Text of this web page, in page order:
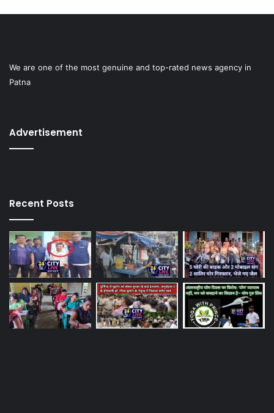
We are one of the most genuine and top-rated news agency in
Patna
Advertisement
Recent Posts